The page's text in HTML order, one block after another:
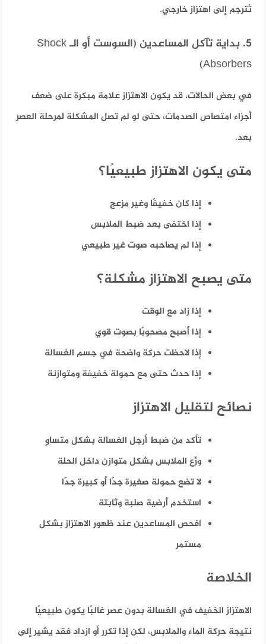
تُترجم إلى اهتزاز خارجي.
5. بداية تآكل المساعدين (السوست أو الـ Shock
Absorbers)
في بعض الحالات، قد يكون الاهتزاز علامة مبكرة على ضعف
أجزاء امتصاص الصدمات، حتى لو لم تصل المشكلة لمرحلة العصر
بعد.
متى يكون الاهتزاز طبيعيًا؟
إذا كان خفيفًا وغير مزعج
إذا اختفى بعد ضبط الملابس
إذا لم يصاحبه صوت غير طبيعي
متى يصبح الاهتزاز مشكلة؟
إذا زاد مع الوقت
إذا أصبح مصحوبًا بصوت قوي
إذا لاحظت حركة واضحة في جسم الغسالة
إذا حدث حتى مع حمولة خفيفة ومتوازنة
نصائح لتقليل الاهتزاز
تأكد من ضبط أرجل الغسالة بشكل متساوٍ
وزّع الملابس بشكل متوازن داخل الحلة
لا تضع حمولة صغيرة جدًا أو كبيرة جدًا
استخدم أرضية صلبة وثابتة
افحص المساعدين عند ظهور الاهتزاز بشكل
مستمر
الخلاصة
الاهتزاز الخفيف في الغسالة بدون عصر غالبًا يكون طبيعيًا
نتيجة حركة الماء والملابس، لكن إذا تكرر أو ازداد فقد يشير إلى